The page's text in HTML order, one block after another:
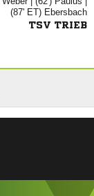
(87' ET) 
TSV TRIEB